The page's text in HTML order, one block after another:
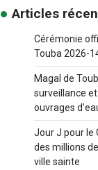
Articles
Cérémonie
Touba 2026-
Magal de
surveillance
ouvrages
Jour J pour le
des millions
ville sainte